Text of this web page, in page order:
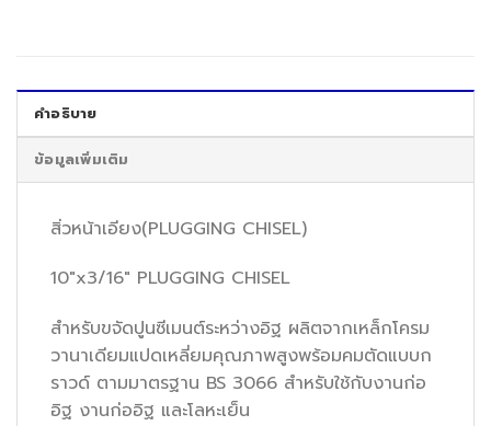
คำอธิบาย
ข้อมูลเพิ่มเติม
สิ่วหน้าเอียง(PLUGGING CHISEL)
10″x3/16″ PLUGGING CHISEL
สำหรับขจัดปูนซีเมนต์ระหว่างอิฐ ผลิตจากเหล็กโครม
วานาเดียมแปดเหลี่ยมคุณภาพสูงพร้อมคมตัดแบบก
ราวด์ ตามมาตรฐาน BS 3066 สำหรับใช้กับงานก่อ
อิฐ งานก่ออิฐ และโลหะเย็น